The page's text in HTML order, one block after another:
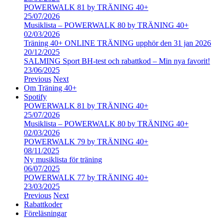
POWERWALK 81 by TRÄNING 40+
25/07/2026
Musiklista – POWERWALK 80 by TRÄNING 40+
02/03/2026
Träning 40+ ONLINE TRÄNING upphör den 31 jan 2026
20/12/2025
SALMING Sport BH-test och rabattkod – Min nya favorit!
23/06/2025
Previous Next
Om Träning 40+
Spotify
POWERWALK 81 by TRÄNING 40+
25/07/2026
Musiklista – POWERWALK 80 by TRÄNING 40+
02/03/2026
POWERWALK 79 by TRÄNING 40+
08/11/2025
Ny musiklista för träning
06/07/2025
POWERWALK 77 by TRÄNING 40+
23/03/2025
Previous Next
Rabattkoder
Föreläsningar